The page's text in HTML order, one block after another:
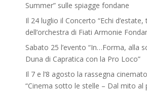
Summer” sulle spiagge fondane
Il 24 luglio il Concerto “Echi d’estate,
dell’orchestra di Fiati Armonie
Sabato 25 l’evento “In…Forma, alla
Duna di Capratica con la Pro Loco”
Il 7 e l’8 agosto la rassegna
“Cinema sotto le stelle – Dal mito al